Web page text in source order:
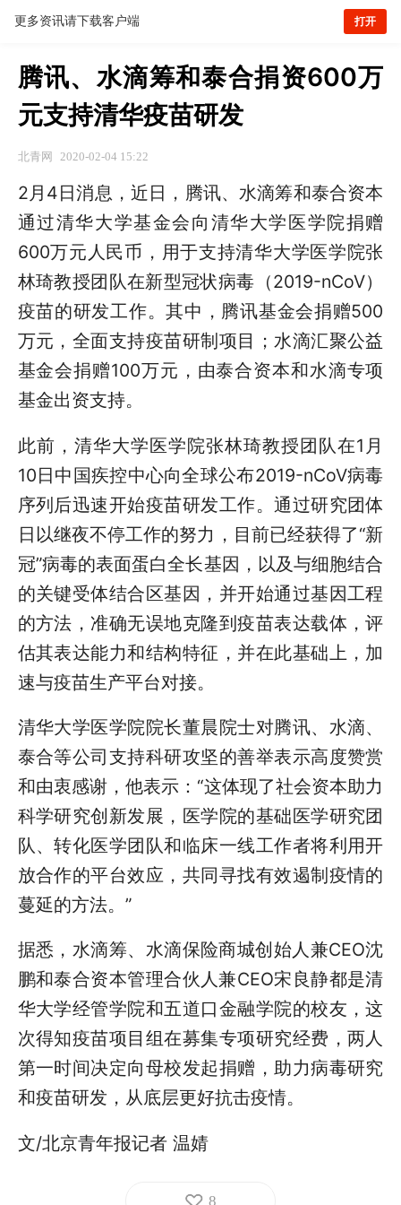
更多资讯请下载客户端 打开
腾讯、水滴筹和泰合捐资600万
元支持清华疫苗研发
北青网 2020-02-04 15:22
2月4日消息，近日，腾讯、水滴筹和泰合资本
通过清华大学基金会向清华大学医学院捐赠
600万元人民币，用于支持清华大学医学院张
林琦教授团队在新型冠状病毒（2019-nCoV）
疫苗的研发工作。其中，腾讯基金会捐赠500
万元，全面支持疫苗研制项目；水滴汇聚公益
基金会捐赠100万元，由泰合资本和水滴专项
基金出资支持。
此前，清华大学医学院张林琦教授团队在1月
10日中国疾控中心向全球公布2019-nCoV病毒
序列后迅速开始疫苗研发工作。通过研究团体
日以继夜不停工作的努力，目前已经获得了“新
冠”病毒的表面蛋白全长基因，以及与细胞结合
的关键受体结合区基因，并开始通过基因工程
的方法，准确无误地克隆到疫苗表达载体，评
估其表达能力和结构特征，并在此基础上，加
速与疫苗生产平台对接。
清华大学医学院院长董晨院士对腾讯、水滴、
泰合等公司支持科研攻坚的善举表示高度赞赏
和由衷感谢，他表示：“这体现了社会资本助力
科学研究创新发展，医学院的基础医学研究团
队、转化医学团队和临床一线工作者将利用开
放合作的平台效应，共同寻找有效遏制疫情的
蔓延的方法。”
据悉，水滴筹、水滴保险商城创始人兼CEO沈
鹏和泰合资本管理合伙人兼CEO宋良静都是清
华大学经管学院和五道口金融学院的校友，这
次得知疫苗项目组在募集专项研究经费，两人
第一时间决定向母校发起捐赠，助力病毒研究
和疫苗研发，从底层更好抗击疫情。
文/北京青年报记者 温婧
8